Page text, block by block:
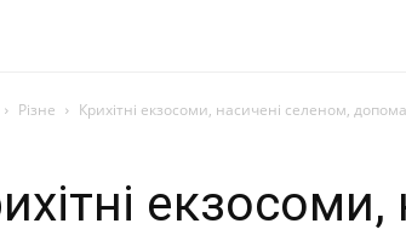
Різне Крихітні екзосоми, насичені селеном,
екзосоми,